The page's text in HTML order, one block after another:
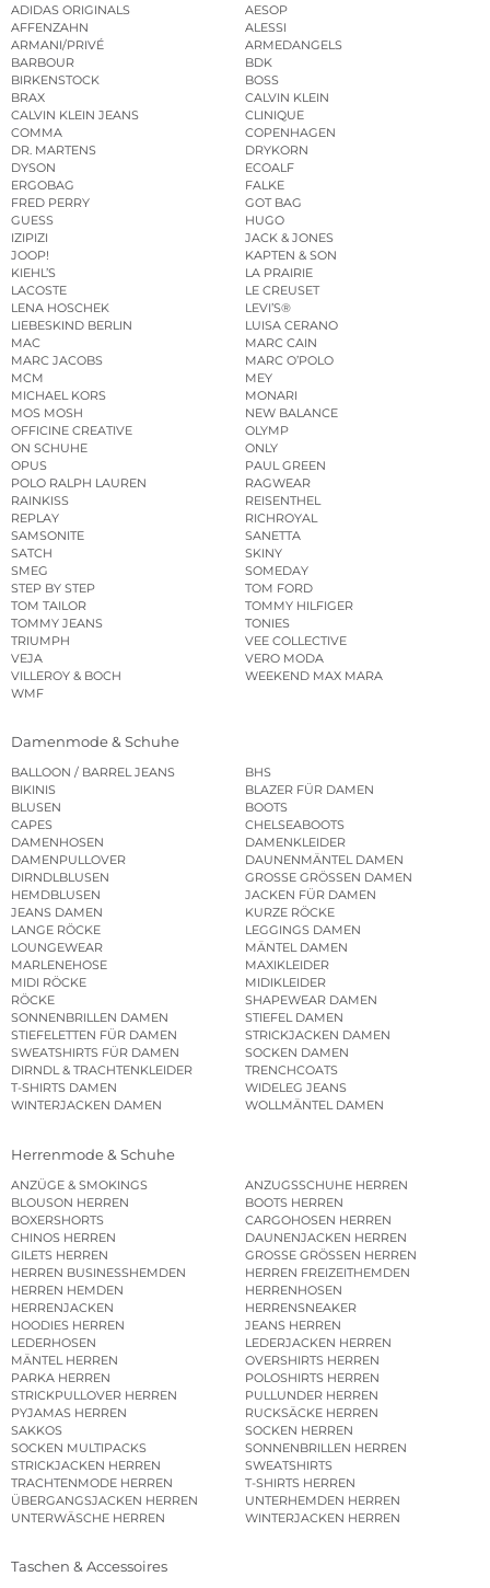
ADIDAS ORIGINALS
AESOP
AFFENZAHN
ALESSI
ARMANI/PRIVÉ
ARMEDANGELS
BARBOUR
BDK
BIRKENSTOCK
BOSS
BRAX
CALVIN KLEIN
CALVIN KLEIN JEANS
CLINIQUE
COMMA
COPENHAGEN
DR. MARTENS
DRYKORN
DYSON
ECOALF
ERGOBAG
FALKE
FRED PERRY
GOT BAG
GUESS
HUGO
IZIPIZI
JACK & JONES
JOOP!
KAPTEN & SON
KIEHL’S
LA PRAIRIE
LACOSTE
LE CREUSET
LENA HOSCHEK
LEVI’S®
LIEBESKIND BERLIN
LUISA CERANO
MAC
MARC CAIN
MARC JACOBS
MARC O’POLO
MCM
MEY
MICHAEL KORS
MONARI
MOS MOSH
NEW BALANCE
OFFICINE CREATIVE
OLYMP
ON SCHUHE
ONLY
OPUS
PAUL GREEN
POLO RALPH LAUREN
RAGWEAR
RAINKISS
REISENTHEL
REPLAY
RICHROYAL
SAMSONITE
SANETTA
SATCH
SKINY
SMEG
SOMEDAY
STEP BY STEP
TOM FORD
TOM TAILOR
TOMMY HILFIGER
TOMMY JEANS
TONIES
TRIUMPH
VEE COLLECTIVE
VEJA
VERO MODA
VILLEROY & BOCH
WEEKEND MAX MARA
WMF
Damenmode & Schuhe
BALLOON / BARREL JEANS
BHS
BIKINIS
BLAZER FÜR DAMEN
BLUSEN
BOOTS
CAPES
CHELSEABOOTS
DAMENHOSEN
DAMENKLEIDER
DAMENPULLOVER
DAUNENMÄNTEL DAMEN
DIRNDLBLUSEN
GROSSE GRÖSSEN DAMEN
HEMDBLUSEN
JACKEN FÜR DAMEN
JEANS DAMEN
KURZE RÖCKE
LANGE RÖCKE
LEGGINGS DAMEN
LOUNGEWEAR
MÄNTEL DAMEN
MARLENEHOSE
MAXIKLEIDER
MIDI RÖCKE
MIDIKLEIDER
RÖCKE
SHAPEWEAR DAMEN
SONNENBRILLEN DAMEN
STIEFEL DAMEN
STIEFELETTEN FÜR DAMEN
STRICKJACKEN DAMEN
SWEATSHIRTS FÜR DAMEN
SOCKEN DAMEN
DIRNDL & TRACHTENKLEIDER
TRENCHCOATS
T-SHIRTS DAMEN
WIDELEG JEANS
WINTERJACKEN DAMEN
WOLLMÄNTEL DAMEN
Herrenmode & Schuhe
ANZÜGE & SMOKINGS
ANZUGSSCHUHE HERREN
BLOUSON HERREN
BOOTS HERREN
BOXERSHORTS
CARGOHOSEN HERREN
CHINOS HERREN
DAUNENJACKEN HERREN
GILETS HERREN
GROSSE GRÖSSEN HERREN
HERREN BUSINESSHEMDEN
HERREN FREIZEITHEMDEN
HERREN HEMDEN
HERRENHOSEN
HERRENJACKEN
HERRENSNEAKER
HOODIES HERREN
JEANS HERREN
LEDERHOSEN
LEDERJACKEN HERREN
MÄNTEL HERREN
OVERSHIRTS HERREN
PARKA HERREN
POLOSHIRTS HERREN
STRICKPULLOVER HERREN
PULLUNDER HERREN
PYJAMAS HERREN
RUCKSÄCKE HERREN
SAKKOS
SOCKEN HERREN
SOCKEN MULTIPACKS
SONNENBRILLEN HERREN
STRICKJACKEN HERREN
SWEATSHIRTS
TRACHTENMODE HERREN
T-SHIRTS HERREN
ÜBERGANGSJACKEN HERREN
UNTERHEMDEN HERREN
UNTERWÄSCHE HERREN
WINTERJACKEN HERREN
Taschen & Accessoires